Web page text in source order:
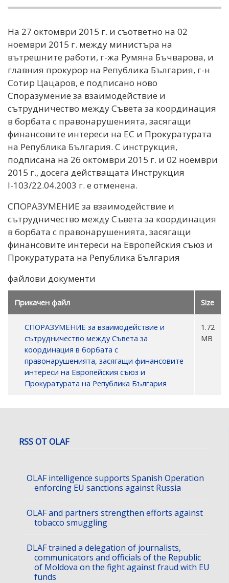
На 27 октомври 2015 г. и съответно на 02
ноември 2015 г. между министъра на
вътрешните работи, г-жа Румяна Бъчварова, и
главния прокурор на Република България, г-н
Сотир Цацаров, е подписано ново
Споразумение за взаимодействие и
сътрудничество между Съвета за координация
в борбата с правонарушенията, засягащи
финансовите интереси на ЕС и Прокуратурата
на Република България. С инструкция,
подписана на 26 октомври 2015 г. и 02 ноември
2015 г., досега действащата Инструкция
І-103/22.04.2003 г. е отменена.
СПОРАЗУМЕНИЕ за взаимодействие и
сътрудничество между Съвета за координация
в борбата с правонарушенията, засягащи
финансовите интереси на Европейския съюз и
Прокуратурата на Република България
файлови документи
Прикачен файл Size
СПОРАЗУМЕНИЕ за взаимодействие и
сътрудничество между Съвета за
координация в борбата с
правонарушенията, засягащи финансовите
интереси на Европейския съюз и
Прокуратурата на Република България
1.72
MB
RSS ОТ OLAF
OLAF intelligence supports Spanish Operation
enforcing EU sanctions against Russia
OLAF and partners strengthen efforts against
tobacco smuggling
DLAF trained a delegation of journalists,
communicators and officials of the Republic
of Moldova on the fight against fraud with EU
funds